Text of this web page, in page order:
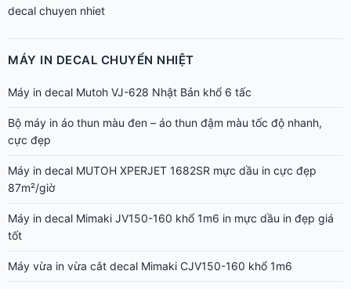
MÁY IN DECAL CHUYỂN NHIỆT
Máy in decal Mutoh VJ-628 Nhật Bản khổ 6 tấc
Bộ máy in áo thun màu đen – áo thun đậm màu tốc độ nhanh,
cực đẹp
Máy in decal MUTOH XPERJET 1682SR mực dầu in cực đẹp
87m²/giờ
Máy in decal Mimaki JV150-160 khổ 1m6 in mực dầu in đẹp giá
tốt
Máy vừa in vừa cắt decal Mimaki CJV150-160 khổ 1m6